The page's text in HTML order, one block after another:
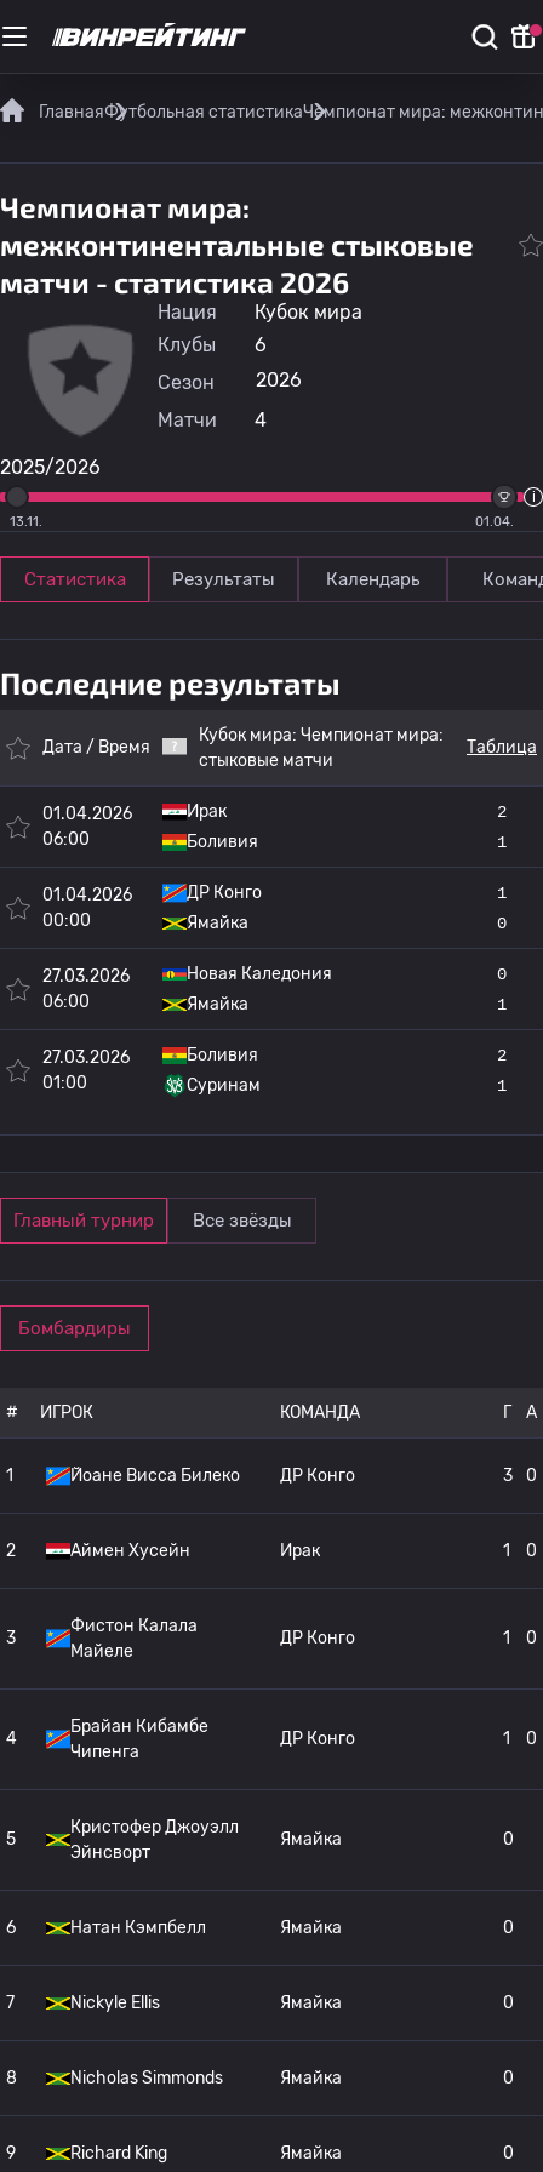
ГлавнаяФутбольная статистикаЧемпионат мира:
Чемпионат мира:
межконтинентальные стыковые
матчи - статистика 2026
2025/2026
01.04.
13.11.
Нация
Кубок мира
Клубы
6
Сезон
2026
Матчи
4
Статистика Результаты Календарь
Последние результаты
Дата / Время
Кубок мира: Чемпионат мира:
стыковые матчи
Таблица
01.04.2026
06:00
Ирак
Боливия
2
1
01.04.2026
00:00
ДР Конго
Ямайка
1
0
27.03.2026
06:00
Новая Каледония
Ямайка
0
1
27.03.2026
01:00
Боливия
Суринам
2
1
Главный турнир Все звёзды
Бомбардиры
# ИГРОК КОМАНДА Г A
1 Йоане Висса Билеко ДР Конго 3 0
2 Аймен Хусейн Ирак 1 0
3
Фистон Калала
Майеле
ДР Конго 1 0
4
Брайан Кибамбе
Чипенга
ДР Конго 1 0
5
Кристофер Джоуэлл
Эйнсворт
Ямайка 0
6 Натан Кэмпбелл Ямайка 0
7 Nickyle Ellis Ямайка 0
8 Nicholas Simmonds Ямайка 0
9 Richard King Ямайка 0